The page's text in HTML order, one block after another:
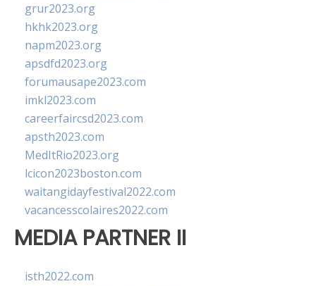
grur2023.org
hkhk2023.org
napm2023.org
apsdfd2023.org
forumausape2023.com
imkl2023.com
careerfaircsd2023.com
apsth2023.com
MedItRio2023.org
lcicon2023boston.com
waitangidayfestival2022.com
vacancesscolaires2022.com
MEDIA PARTNER II
isth2022.com